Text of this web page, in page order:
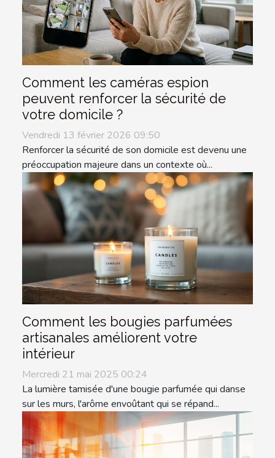
Comment les caméras espion
peuvent renforcer la sécurité de
votre domicile ?
Vendredi 13 février 2026 09:50
Renforcer la sécurité de son domicile est devenu une
préoccupation majeure dans un contexte où...
Comment les bougies parfumées
artisanales améliorent votre
intérieur
Mercredi 21 mai 2025 00:24
La lumière tamisée d'une bougie parfumée qui danse
sur les murs, l'arôme envoûtant qui se répand...